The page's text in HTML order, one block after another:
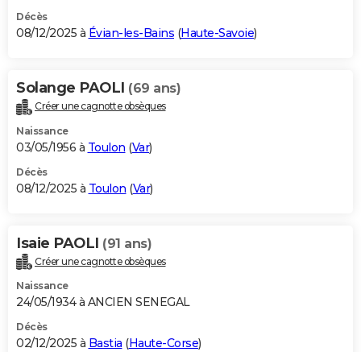
Décès
08/12/2025 à Évian-les-Bains (Haute-Savoie)
Solange PAOLI (69 ans)
Créer une cagnotte obsèques
Naissance
03/05/1956 à Toulon (Var)
Décès
08/12/2025 à Toulon (Var)
Isaie PAOLI (91 ans)
Créer une cagnotte obsèques
Naissance
24/05/1934 à ANCIEN SENEGAL
Décès
02/12/2025 à Bastia (Haute-Corse)